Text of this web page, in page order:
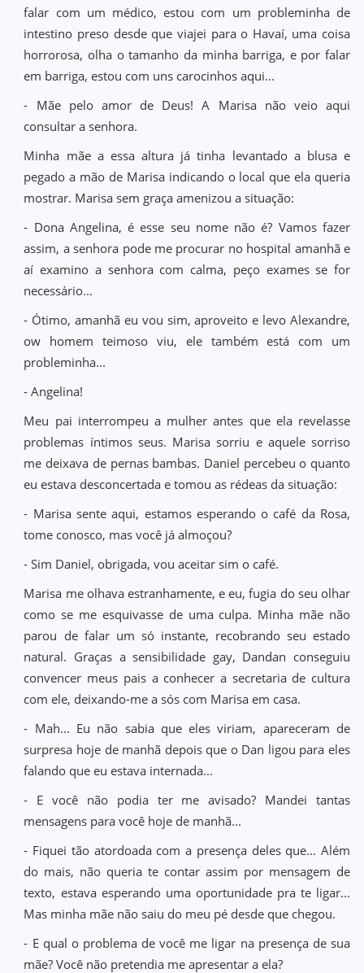
falar com um médico, estou com um probleminha de
intestino preso desde que viajei para o Havaí, uma coisa
horrorosa, olha o tamanho da minha barriga, e por falar
em barriga, estou com uns carocinhos aqui...
- Mãe pelo amor de Deus! A Marisa não veio aqui
consultar a senhora.
Minha mãe a essa altura já tinha levantado a blusa e
pegado a mão de Marisa indicando o local que ela queria
mostrar. Marisa sem graça amenizou a situação:
- Dona Angelina, é esse seu nome não é? Vamos fazer
assim, a senhora pode me procurar no hospital amanhã e
aí examino a senhora com calma, peço exames se for
necessário...
- Ótimo, amanhã eu vou sim, aproveito e levo Alexandre,
ow homem teimoso viu, ele também está com um
probleminha...
- Angelina!
Meu pai interrompeu a mulher antes que ela revelasse
problemas íntimos seus. Marisa sorriu e aquele sorriso
me deixava de pernas bambas. Daniel percebeu o quanto
eu estava desconcertada e tomou as rédeas da situação:
- Marisa sente aqui, estamos esperando o café da Rosa,
tome conosco, mas você já almoçou?
- Sim Daniel, obrigada, vou aceitar sim o café.
Marisa me olhava estranhamente, e eu, fugia do seu olhar
como se me esquivasse de uma culpa. Minha mãe não
parou de falar um só instante, recobrando seu estado
natural. Graças a sensibilidade gay, Dandan conseguiu
convencer meus pais a conhecer a secretaria de cultura
com ele, deixando-me a sós com Marisa em casa.
- Mah... Eu não sabia que eles viriam, apareceram de
surpresa hoje de manhã depois que o Dan ligou para eles
falando que eu estava internada...
- E você não podia ter me avisado? Mandei tantas
mensagens para você hoje de manhã...
- Fiquei tão atordoada com a presença deles que... Além
do mais, não queria te contar assim por mensagem de
texto, estava esperando uma oportunidade pra te ligar...
Mas minha mãe não saiu do meu pé desde que chegou.
- E qual o problema de você me ligar na presença de sua
mãe? Você não pretendia me apresentar a ela?